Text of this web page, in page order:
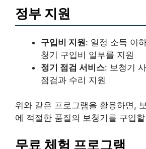
정부 지원
구입비 지원: 일정 소득 이
청기 구입비 일부를 지원
정기 점검 서비스: 보청기
점검과 수리 지원
위와 같은 프로그램을 활용하면,
에 적절한 품질의 보청기를 구입
무료 체험 프로그램